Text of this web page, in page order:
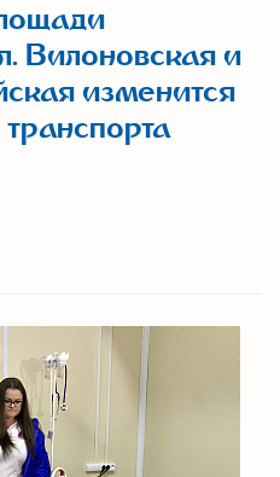
Вилоновская и
изменится